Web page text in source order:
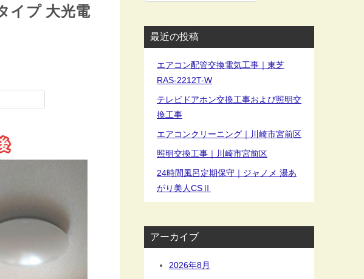
イプ 大光電
最近の投稿
エアコン配管交換電気工事｜東芝
RAS-2212T-W
テレビドアホン交換工事および照明交
換工事
エアコンクリーニング｜川崎市宮前区
照明交換工事｜川崎市宮前区
24時間風呂定期保守｜ジャノメ 湯あ
がり美人CSⅡ
アーカイブ
2026年8月